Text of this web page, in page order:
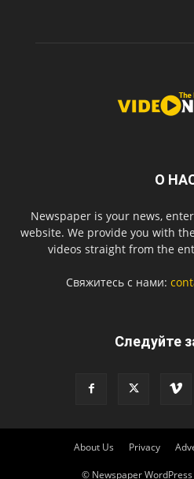
О
Newspaper is your news,
website. We provide you with
videos straight from the
Свяжитесь с нами:
Следуйте
About Us Privacy
© Newspaper